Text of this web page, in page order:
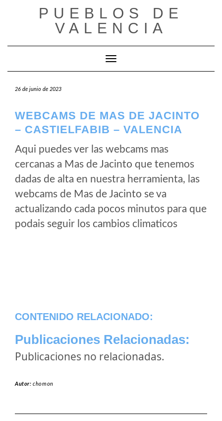
PUEBLOS DE
VALENCIA
Cambiar modo de navegación
26 de junio de 2023
WEBCAMS DE MAS DE JACINTO
– CASTIELFABIB – VALENCIA
Aqui puedes ver las webcams mas
cercanas a Mas de Jacinto que tenemos
dadas de alta en nuestra herramienta, las
webcams de Mas de Jacinto se va
actualizando cada pocos minutos para que
podais seguir los cambios climaticos
CONTENIDO RELACIONADO:
Publicaciones Relacionadas:
Publicaciones no relacionadas.
Autor:chomon